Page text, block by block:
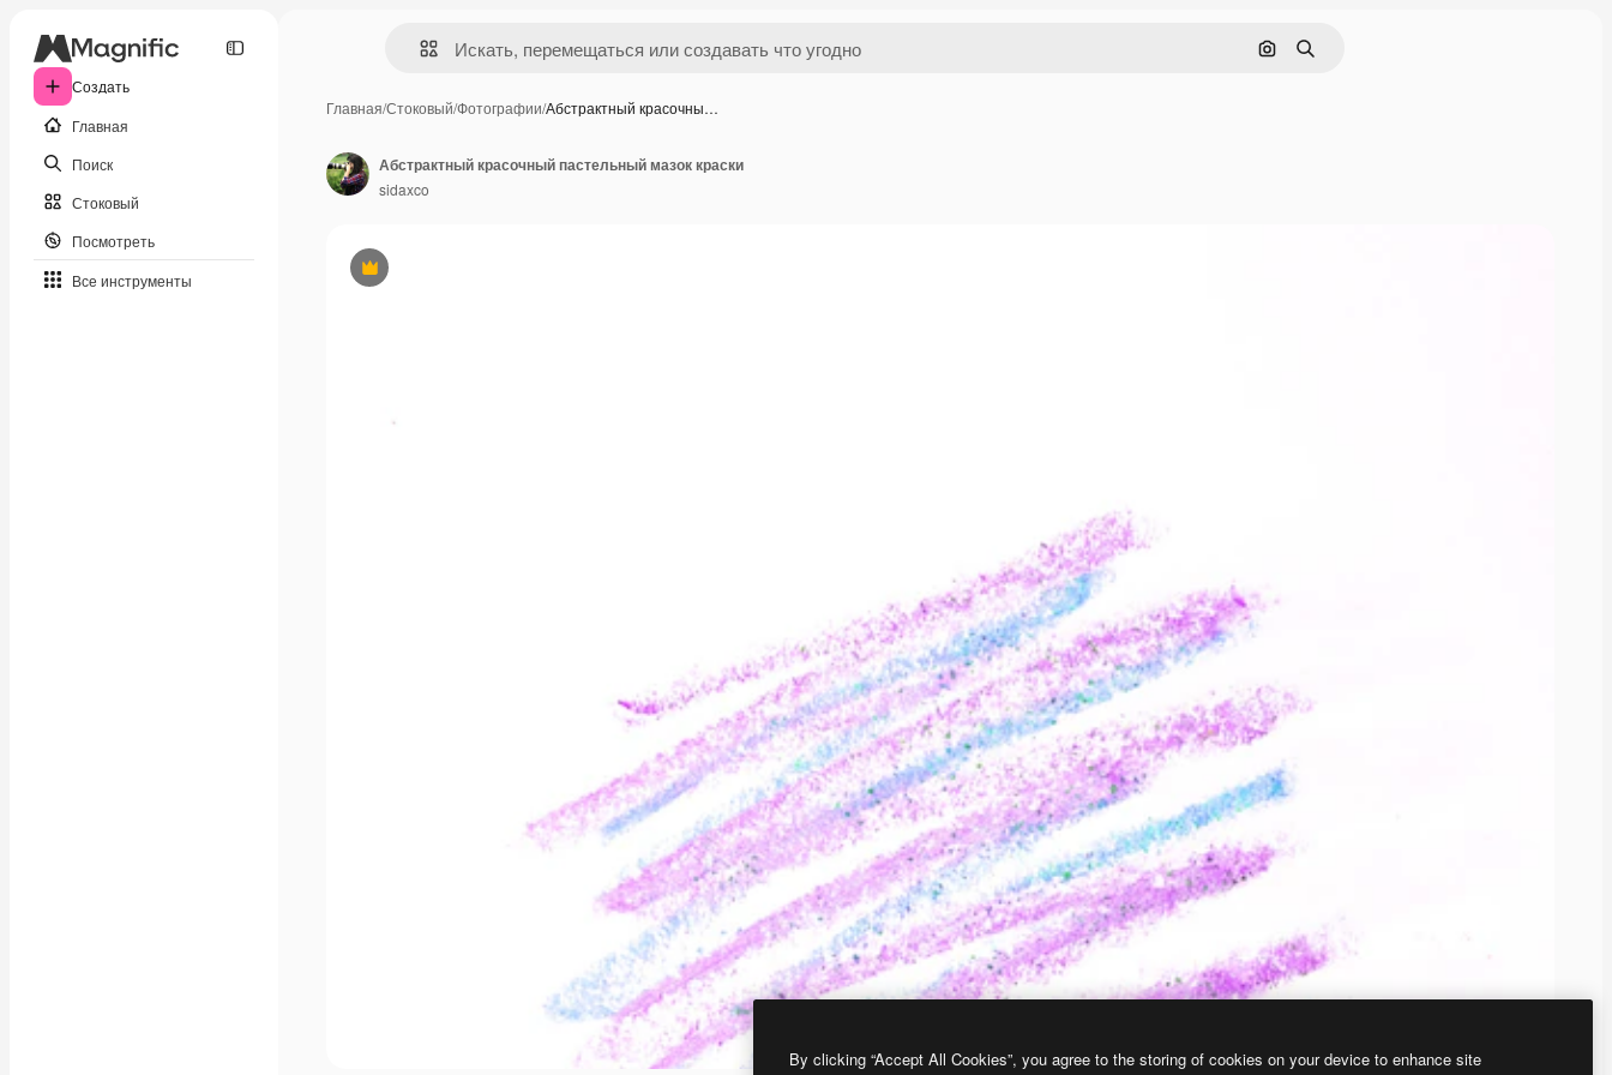
Создать
Главная
Поиск
Стоковый
Посмотреть
Все инструменты
Поиск по изображению
Поиск
Главная/Стоковый/Фотографии/Абстрактный красочны…
Премиум
Абстрактный красочный пастельный мазок краски
sidaxco
By clicking “Accept All Cookies”, you agree to the storing of cookies on your device to enhance site